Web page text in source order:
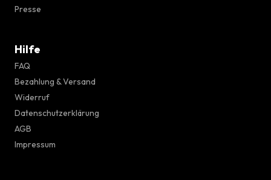
Presse
Hilfe
FAQ
Bezahlung & Versand
Widerruf
Datenschutzerklärung
AGB
Impressum